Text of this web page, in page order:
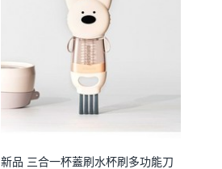
新品 三合一杯蓋刷水杯刷多功能刀